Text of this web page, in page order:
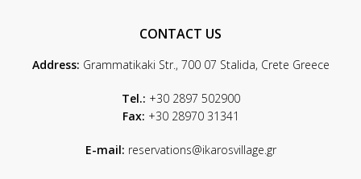
CONTACT US
Address: Grammatikaki Str., 700 07 Stalida, Crete Greece
Tel.: +30 2897 502900
Fax: +30 28970 31341
E-mail: reservations@ikarosvillage.gr